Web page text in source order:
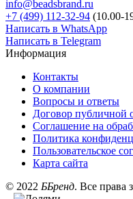
info@beadsbrand.ru
+7 (499) 112-32-94 (10.00-
Написать в WhatsApp
Написать в Telegram
Информация
Контакты
О компании
Вопросы и ответы
Договор публичной
Соглашение на
Политика
Пользовательское
Карта сайта
© 2022 ББренд. Все права